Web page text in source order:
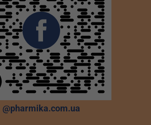
@pharmika.com.ua